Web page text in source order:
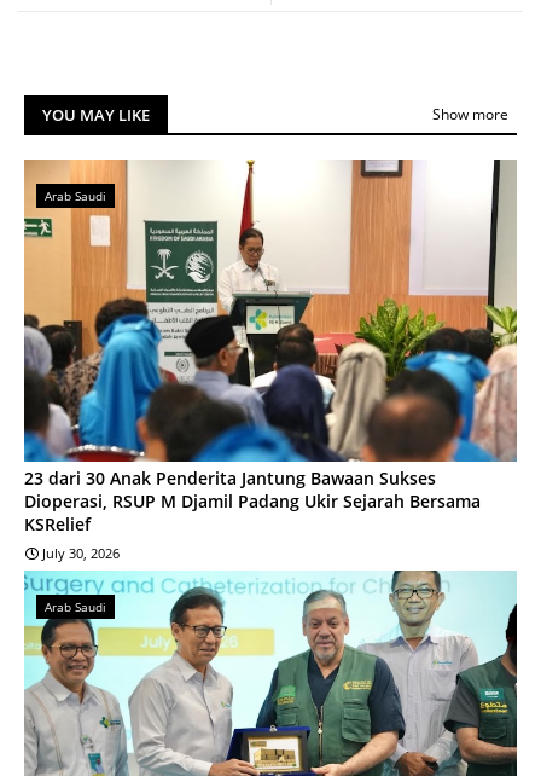
YOU MAY LIKE Show more
Arab Saudi
23 dari 30 Anak Penderita Jantung Bawaan Sukses
Dioperasi, RSUP M Djamil Padang Ukir Sejarah Bersama
KSRelief
July 30, 2026
Arab Saudi